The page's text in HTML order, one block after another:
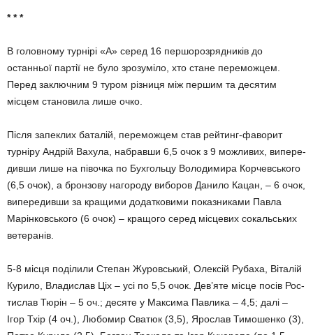
* * *
В головному турнірі «А» серед 16 першорозрядників до
останньої партії не було зрозуміло, хто стане переможцем.
Перед заключним 9 туром різниця між першим та деся­тим
місцем становила лише очко.
Після запеклих баталій, пере­мож­цем став рейтинг-фаворит
турніру Андрій Вахула, набравши 6,5 очок з 9 можливих, випере­
дивши лише на півочка по Бух­го­ль­цу Володими­ра Корчевського
(6,5 очок), а брон­зову нагороду ви­боров Данило Кацан, – 6 очок,
випередивши за кращими додат­ковими показника­ми Павла
Марін­ковського (6 очок) – кращого серед місцевих сокальських
ветеранів.
5-8 місця поділили Степан Жу­ровський, Олексій Рубаха, Віталій
Курило, Владислав Ціх – усі по 5,5 очок. Дев’яте місце посів Рос­
тис­лав Тюрін – 5 оч.; десяте у Мак­сима Павлика – 4,5; далі –
Ігор Тхір (4 оч.), Любомир Сватюк (3,5), Ярос­лав Тимошенко (3),